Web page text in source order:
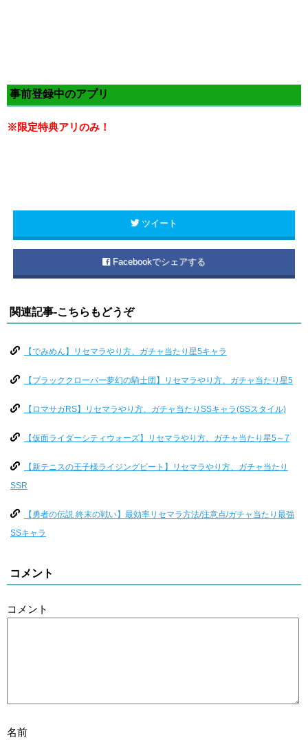
事前登録中のアプリ
※限定特典アリのみ！
ツイート
Facebookでシェアする
関連記事-こちらもどうぞ
【でみめん】リセマラやり方、ガチャ当たり星5キャラ
【ブラッククローバー夢幻の騎士団】リセマラやり方、ガチャ当たり星5
【ロマサガRS】リセマラやり方、ガチャ当たりSSキャラ(SSスタイル)
【仮面ライダーシティウォーズ】リセマラやり方、ガチャ当たり星5～7
【新テニスの王子様ライジングビート】リセマラやり方、ガチャ当たり
SSR
【勇者の伝説 終末の戦い】最効率リセマラ方法/注意点/ガチャ当たり最強
SSキャラ
コメント
コメント
名前